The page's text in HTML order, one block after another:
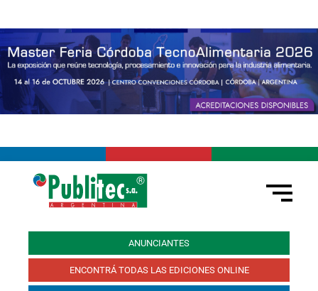
ANUNCIANTES
ENCONTRÁ TODAS LAS EDICIONES ONLINE